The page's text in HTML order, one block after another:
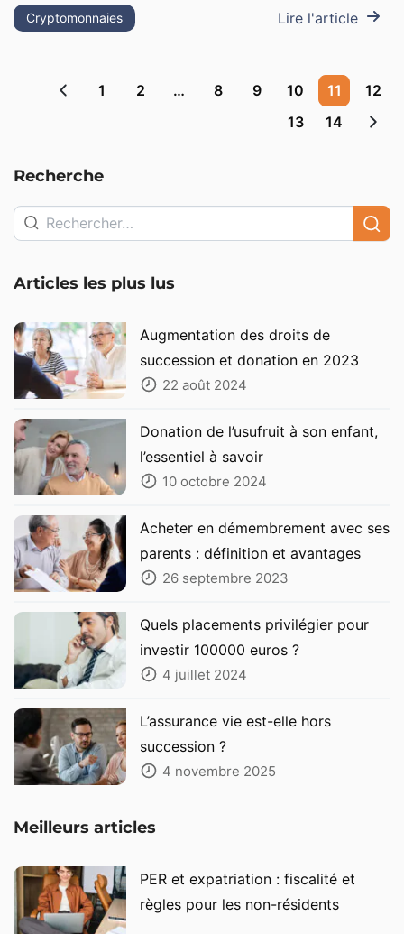
Lire l'article
Cryptomonnaies
des
publications
1 2 … 8 9 10 11
12
13
14
Recherche
Articles les plus lus
Augmentation des droits de
succession et donation en 2023
22 août 2024
Donation de l’usufruit à son enfant,
l’essentiel à savoir
10 octobre 2024
Acheter en démembrement avec ses
parents : définition et avantages
26 septembre 2023
Quels placements privilégier pour
investir 100000 euros ?
4 juillet 2024
L’assurance vie est-elle hors
succession ?
4 novembre 2025
Meilleurs articles
PER et expatriation : fiscalité et
règles pour les non-résidents